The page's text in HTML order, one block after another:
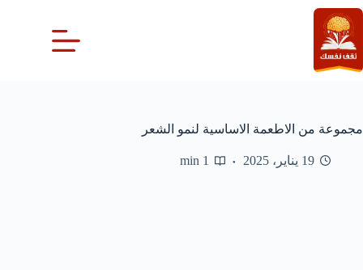
التجاوز
إلى
المحتوى
مجموعة من الاطعمة الاساسية لنمو الشعر
19 يناير، 2025 1 min